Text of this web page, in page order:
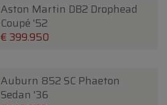
Aston Martin DB2 Drophead
Coupé '52
€ 399.950
Auburn 852 SC Phaeton
Sedan '36